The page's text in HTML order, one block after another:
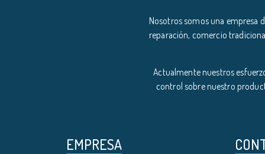
Nosotros somos una empresa
reparación, comercio
Actualmente nuestros
control sobre nuestro
EMPRESA